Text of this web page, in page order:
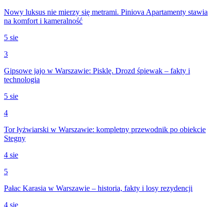
Nowy luksus nie mierzy się metrami. Piniova Apartamenty stawia
na komfort i kameralność
5 sie
3
Gipsowe jajo w Warszawie: Pisklę. Drozd śpiewak – fakty i
technologia
5 sie
4
Tor łyżwiarski w Warszawie: kompletny przewodnik po obiekcie
Stegny
4 sie
5
Pałac Karasia w Warszawie – historia, fakty i losy rezydencji
4 sie